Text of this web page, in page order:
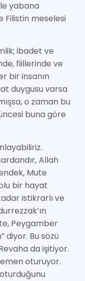
yabana
Filistin meselesi
ibadet ve
fiillerinde ve
bir insanın
duygusu varsa
o zaman bu
buna göre
Allah
Mute
bir hayat
istikrarlı ve
Peygamber
diyor. Bu sözü
da işitiyor.
oturuyor.